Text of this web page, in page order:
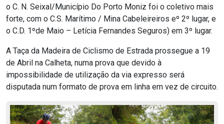
o C. N. Seixal/Município Do Porto Moniz foi o coletivo mais
forte, com o C.S. Marítimo / Mina Cabeleireiros eº 2º lugar, e
o C.D. 1ºde Maio – Letícia Fernandes Seguros) em 3º lugar.
A Taça da Madeira de Ciclismo de Estrada prossegue a 19
de Abril na Calheta, numa prova que devido à
impossibilidade de utilização da via expresso será
disputada num formato de prova em linha em vez de circuito.